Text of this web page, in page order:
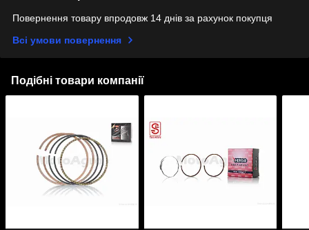
Повернення товару впродовж 14 днів за рахунок покупця
Всі умови повернення
Подібні товари компанії